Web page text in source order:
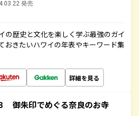
発売
の歴史と文化を楽しく学ぶ最強のガイ
おきたいハワイの年表やキーワード集
詳細を見る
御朱印でめぐる奈良のお寺